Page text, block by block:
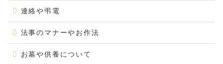
連絡や弔電
法事のマナーやお作法
お墓や供養について